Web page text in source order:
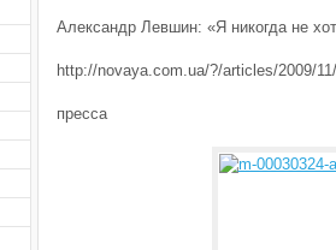
Александр Левшин: «Я никогда не
http://novaya.com.ua/?/articles/2009/
пресса